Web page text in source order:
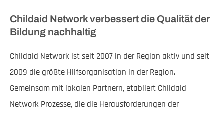
Childaid Network verbessert die Qualität der
Bildung nachhaltig
Childaid Network ist seit 2007 in der Region aktiv und seit
2009 die größte Hilfsorganisation in der Region.
Gemeinsam mit lokalen Partnern, etabliert Childaid
Network Prozesse, die die Herausforderungen der